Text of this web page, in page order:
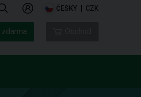
ČESKY CZK